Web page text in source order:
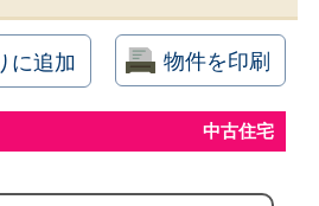
に追加 物件を印刷
中古住宅